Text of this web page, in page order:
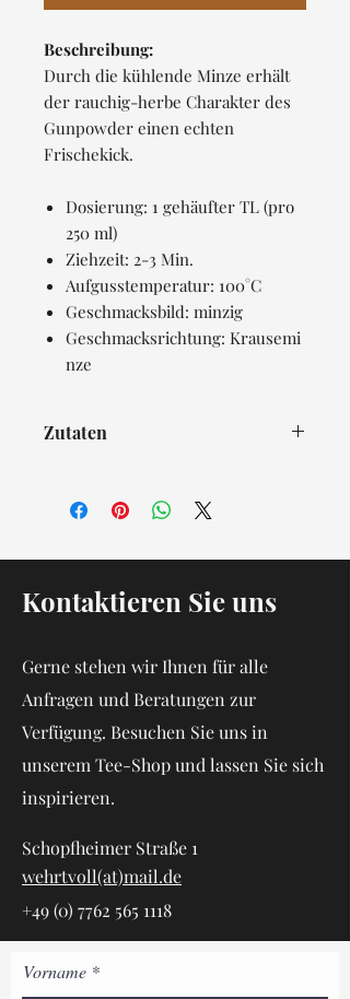
Beschreibung:
Durch die kühlende Minze erhält
der rauchig-herbe Charakter des
Gunpowder einen echten
Frischekick.
Dosierung: 1 gehäufter TL (pro
250 ml)
Ziehzeit: 2-3 Min.
Aufgusstemperatur: 100°C
Geschmacksbild: minzig
Geschmacksrichtung: Krausemi
nze
Zutaten
Kontaktieren Sie uns
Gerne stehen wir Ihnen für alle
Anfragen und Beratungen zur
Verfügung. Besuchen Sie uns in
unserem Tee-Shop und lassen Sie sich
inspirieren.
Schopfheimer Straße 1
wehrtvoll(at)mail.de
+49 (0) 7762 565 1118
Vorname